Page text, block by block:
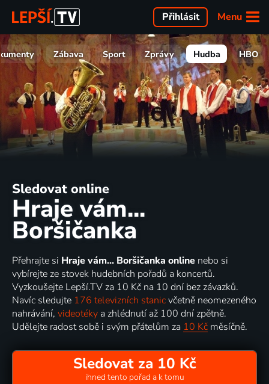
Menu
Přihlásit
Zábava Sport Zprávy Hudba HBO
Sledovat online
Hraje vám...
Boršičanka
Přehrajte si Hraje vám... Boršičanka online nebo si
vybírejte ze stovek hudebních pořadů a koncertů.
Vyzkoušejte Lepší.TV za 10 Kč na 10 dní bez závazků.
Navíc sledujte 176 televizních stanicvčetně neomezeného
nahrávání, videotéky a zhlédnutí až 100 dní zpětně.
Udělejte radost sobě i svým přátelům za 10 Kč měsíčně.
Sledovat za 10 Kč
ihned tento pořad a k tomu